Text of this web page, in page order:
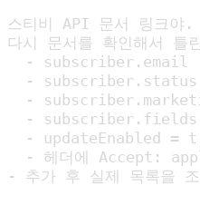
스티비 API 문서 링크야.
다시 문서를 확인해서
  - subscriber.email
-
-
-
- updateEnabled =
- 헤더에 Accept:
- 추가 후 실제 목록을